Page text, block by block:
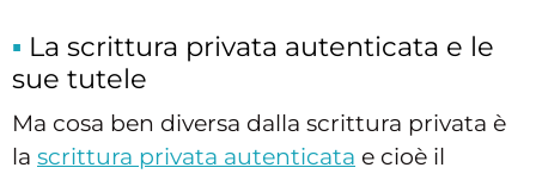
La scrittura privata autenticata e le
sue tutele
Ma cosa ben diversa dalla scrittura privata è
la scrittura privata autenticata e cioè il